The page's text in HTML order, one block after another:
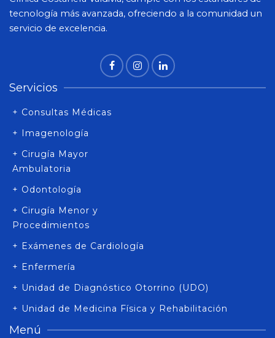
tecnología más avanzada, ofreciendo a la comunidad un
servicio de excelencia.
Servicios
+ Consultas Médicas
+ Imagenología
+ Cirugía Mayor
Ambulatoria
+ Odontología
+ Cirugía Menor y
Procedimientos
+ Exámenes de Cardiología
+ Enfermería
+ Unidad de Diagnóstico Otorrino (UDO)
+ Unidad de Medicina Física y Rehabilitación
Menú